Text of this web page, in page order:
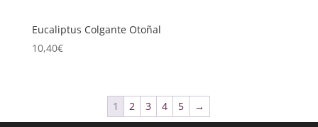
Eucaliptus Colgante Otoñal
10,40€
1 2 3 4 5 →